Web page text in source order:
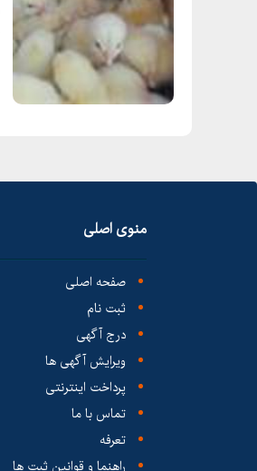
منوی اصلی
صفحه اصلی
ثبت نام
درج آگهی
ویرایش آگهی ها
پرداخت اینترنتی
تماس با ما
تعرفه
راهنما و قوانین ثبت ها